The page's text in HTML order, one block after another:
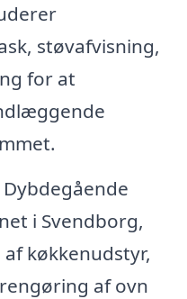
støvafvisning,
for at
Dybdegående
i Svendborg,
køkkenudstyr,
af ovn